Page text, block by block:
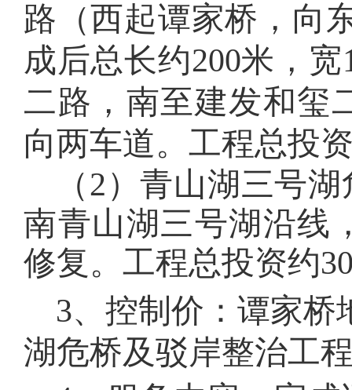
路（西起谭家桥，向
成后总长约200米，宽
二路，南至建发和玺
向两车道。 工程总投
（2）青山湖三号
南青山湖三号湖沿线
修复。 工程总投资约
3、控制价： 谭家桥
湖危桥及驳岸整治工